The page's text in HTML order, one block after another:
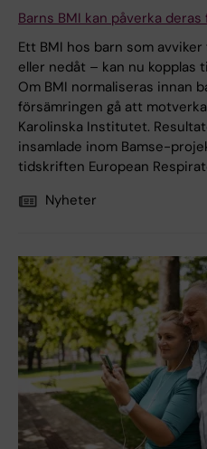
Barns BMI kan påverka
Ett BMI hos barn som
eller nedåt – kan nu kopplas
Om BMI normaliseras innan
försämringen gå att
Karolinska Institutet.
insamlade inom Bamse-
tidskriften European
Nyheter